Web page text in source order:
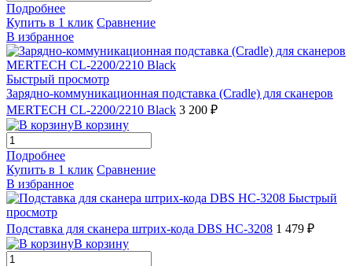
Подробнее
Купить в 1 клик Сравнение
В избранное
Быстрый просмотр
Зарядно-коммуникационная подставка (Cradle) для сканеров
MERTECH CL-2200/2210 Black 3 200 ₽
В корзину
Подробнее
Купить в 1 клик Сравнение
В избранное
Быстрый
просмотр
Подставка для сканера штрих-кода DBS HC-3208 1 479 ₽
В корзину